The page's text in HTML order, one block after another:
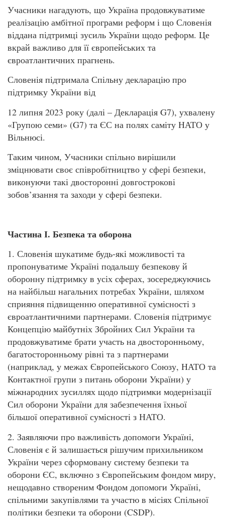
Учасники нагадують, що Україна продовжуватиме
реалізацію амбітної програми реформ і що Словенія
віддана підтримці зусиль України щодо реформ. Це
вкрай важливо для її європейських та
євроатлантичних прагнень.
Словенія підтримала Спільну декларацію про
підтримку України від
12 липня 2023 року (далі – Декларація G7), ухвалену
«Групою семи» (G7) та ЄС на полях саміту НАТО у
Вільнюсі.
Таким чином, Учасники спільно вирішили
зміцнювати своє співробітництво у сфері безпеки,
виконуючи такі двосторонні довгострокові
зобов’язання та заходи у сфері безпеки.
Частина І. Безпека та оборона
1. Словенія шукатиме будь-які можливості та
пропонуватиме Україні подальшу безпекову й
оборонну підтримку в усіх сферах, зосереджуючись
на найбільш нагальних потребах України, шляхом
сприяння підвищенню оперативної сумісності з
євроатлантичними партнерами. Словенія підтримує
Концепцію майбутніх Збройних Сил України та
продовжуватиме брати участь на двосторонньому,
багатосторонньому рівні та з партнерами
(наприклад, у межах Європейського Союзу, НАТО та
Контактної групи з питань оборони України) у
міжнародних зусиллях щодо підтримки модернізації
Сил оборони України для забезпечення їхньої
більшої оперативної сумісності з НАТО.
2. Заявляючи про важливість допомоги Україні,
Словенія є й залишається рішучим прихильником
України через сформовану систему безпеки та
оборони ЄС, включно з Європейським фондом миру,
нещодавно створеним Фондом допомоги Україні,
спільними закупівлями та участю в місіях Спільної
політики безпеки та оборони (CSDP).